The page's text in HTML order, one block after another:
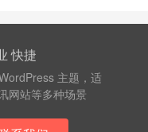
快捷
主题，适
网站等多种场景